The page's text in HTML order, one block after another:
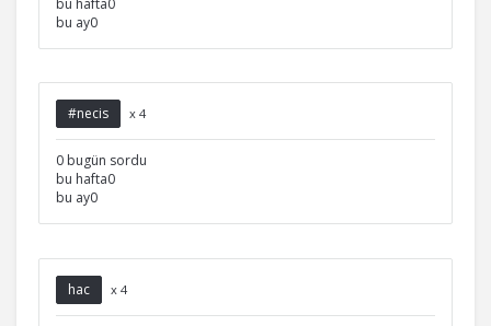
bu hafta0
bu ay0
#necis x 4
0 bugün sordu
bu hafta0
bu ay0
hac x 4